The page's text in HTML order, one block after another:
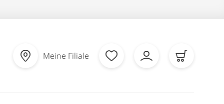
Meine Filiale